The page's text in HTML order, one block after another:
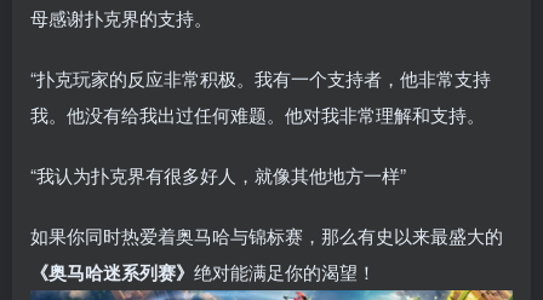
母感谢扑克界的支持。
“扑克玩家的反应非常积极。我有一个支持者，他非常支持
我。他没有给我出过任何难题。他对我非常理解和支持。
“我认为扑克界有很多好人，就像其他地方一样”
如果你同时热爱着奥马哈与锦标赛，那么有史以来最盛大的
《奥马哈迷系列赛》 绝对能满足你的渴望！